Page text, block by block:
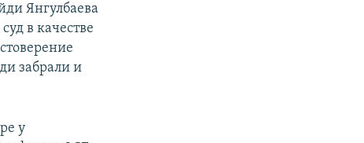
Янгулбаева
в качестве
забрали и
у